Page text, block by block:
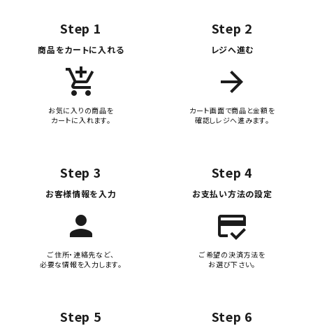
Step 1
商品をカートに入れる
add_shopping_cart
お気に入りの商品を
カートに入れます。
Step 2
レジへ進む
arrow_forward
カート画面で商品と金額を
確認しレジへ進みます。
Step 3
お客様情報を入力
person
ご住所・連絡先など、
必要な情報を入力します。
Step 4
お支払い方法の設定
credit_score
ご希望の決済方法を
お選び下さい。
Step 5 Step 6